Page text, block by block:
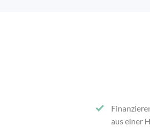
aus einer